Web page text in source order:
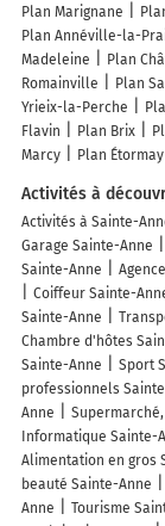
Plan Marignane
Plan Annéville-la-
Madeleine
Plan
Romainville
Plan
Yrieix-la-Perche
Flavin
Plan Brix
Marcy
Plan Étormay
Activités à
Activités à Sainte-
Garage Sainte-Anne
Sainte-Anne
Coiffeur Sainte-
Sainte-Anne
Chambre d'hôtes
Sainte-Anne
Sport
professionnels
Anne
Informatique Sainte-
Alimentation en gros
beauté Sainte-Anne
Anne
Tourisme